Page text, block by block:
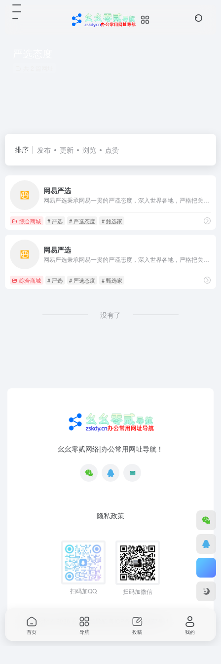
排序 发布 更新 浏览 点赞
网易严选
综合商城 # 严选 # 严选态度 # 甄选家
网易严选
综合商城 # 严选 # 严选态度 # 甄选家
没有了
幺幺零贰网络|办公常用网址导航！
隐私政策
扫码加QQ 扫码加微信
Copyright © 2026 幺幺零贰导航 粤ICP备19129477号-1
首页 导航 投稿 我的